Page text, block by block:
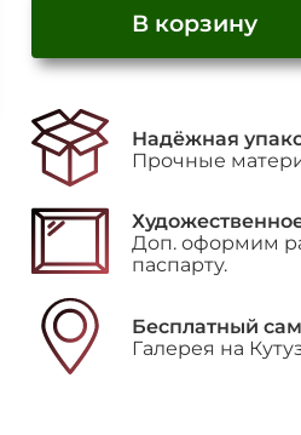
В корзину
Надёжная
Прочные
Доп. оформим
паспарту.
Бесплатный
Галерея на